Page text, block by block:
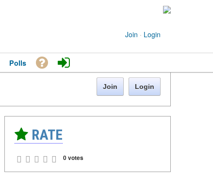
Join · Login
Polls
Join Login
RATE
0 votes